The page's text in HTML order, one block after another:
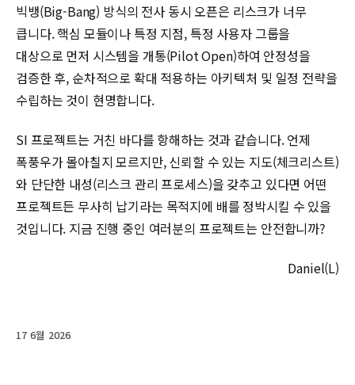
빅뱅(Big-Bang) 방식의 전사 동시 오픈은 리스크가 너무
큽니다. 핵심 모듈이나 특정 지점, 특정 사용자 그룹을
대상으로 먼저 시스템을 개통(Pilot Open)하여 안정성을
검증한 후, 순차적으로 확대 적용하는 아키텍처 및 일정 전략을
수립하는 것이 현명합니다.
SI 프로젝트는 거친 바다를 항해하는 것과 같습니다. 언제
폭풍우가 몰아칠지 모르지만, 신뢰할 수 있는 지도(체크리스트)
와 단단한 내성(리스크 관리 프로세스)을 갖추고 있다면 어떤
프로젝트든 무사히 납기라는 목적지에 배를 정박시킬 수 있을
것입니다. 지금 진행 중인 여러분의 프로젝트는 안전합니까?
Daniel(L)
17 6월 2026